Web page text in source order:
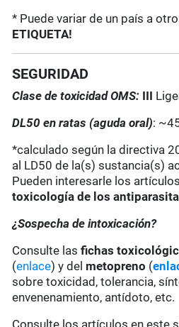
* Puede variar de un país a otro
ETIQUETA!
SEGURIDAD
Clase de toxicidad OMS: III
DL50 en ratas (aguda oral):
*calculado según la directiva
al LD50 de la(s) sustancia(s)
Pueden interesarle los
toxicología de los
¿Sospecha de intoxicación?
Consulte lasfichas
(enlace) y del metopreno (
sobre toxicidad, tolerancia,
envenenamiento, antídoto, etc.